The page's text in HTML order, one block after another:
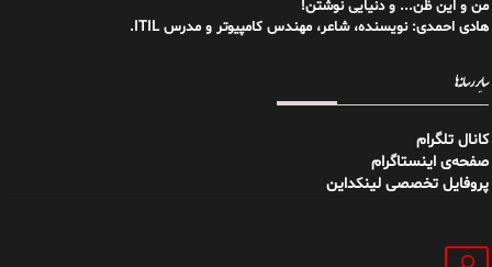
من و این ظن... و دنیایی نوشتن!
هادی احمدی: نویسنده، شاعر، مهندس کامپیوتر و مدرس ITIL.
سایر رسانه‌ها
کانال تلگرام
صفحه‌ی اینستاگرام
پروفایل تخصصی لینکداین
جستجو